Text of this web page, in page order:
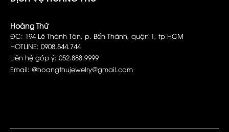
Hoàng Thứ
ĐC: 194 Lê Thánh Tôn, p. Bến Thành, quận 1, tp HCM
HOTLINE: 0908.544.744
Liên hệ góp ý: 052.888.9999
Email: @hoangthujewelry@gmail.com